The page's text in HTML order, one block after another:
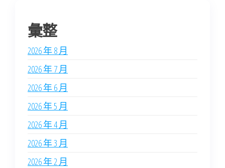
彙整
2026 年 8 月
2026 年 7 月
2026 年 6 月
2026 年 5 月
2026 年 4 月
2026 年 3 月
2026 年 2 月